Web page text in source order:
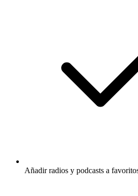
Añadir radios y podcasts a